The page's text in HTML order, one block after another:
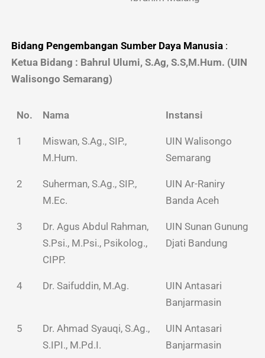
Bidang Pengembangan Sumber Daya Manusia :
Ketua Bidang : Bahrul Ulumi, S.Ag, S.S,M.Hum. (UIN
Walisongo Semarang)
No. Nama Instansi
1
Miswan, S.Ag., SIP.,
M.Hum.
UIN Walisongo
Semarang
2
Suherman, S.Ag., SIP.,
M.Ec.
UIN Ar-Raniry
Banda Aceh
3
Dr. Agus Abdul Rahman,
S.Psi., M.Psi., Psikolog.,
CIPP.
UIN Sunan Gunung
Djati Bandung
4 Dr. Saifuddin, M.Ag.
UIN Antasari
Banjarmasin
5
Dr. Ahmad Syauqi, S.Ag.,
S.IPI., M.Pd.I.
UIN Antasari
Banjarmasin